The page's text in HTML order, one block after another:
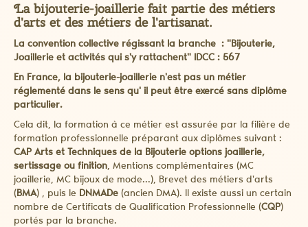
La bijouterie-joaillerie fait partie des métiers
d'arts et des métiers de l'artisanat.
La convention collective régissant la branche : "Bijouterie,
Joaillerie et activités qui s'y rattachent" IDCC : 567
En France, la bijouterie-joaillerie n'est pas un métier
réglementé dans le sens qu' il peut être exercé sans diplôme
particulier.
Cela dit, la formation à ce métier est assurée par la filière de
formation professionnelle préparant aux diplômes suivant :
CAP Arts et Techniques de la Bijouterie options joaillerie,
sertissage ou finition, Mentions complémentaires (MC
joaillerie, MC bijoux de mode...), Brevet des métiers d'arts
(BMA) , puis le DNMADe (ancien DMA). Il existe aussi un certain
nombre de Certificats de Qualification Professionnelle (CQP)
portés par la branche.